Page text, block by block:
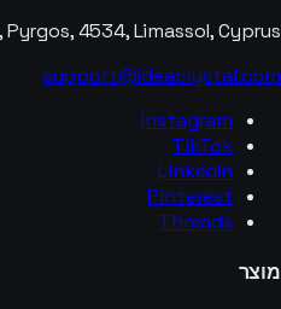
Pyrgos, 4534, Limassol, Cyprus
support@ideacrystal.com
Instagram
TikTok
LinkedIn
Pinterest
Threads
מוצר